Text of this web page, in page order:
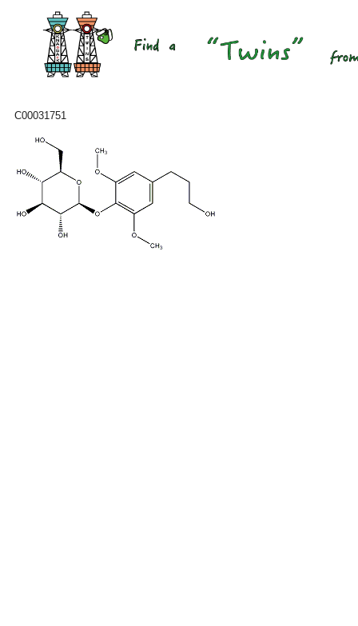
C00031751